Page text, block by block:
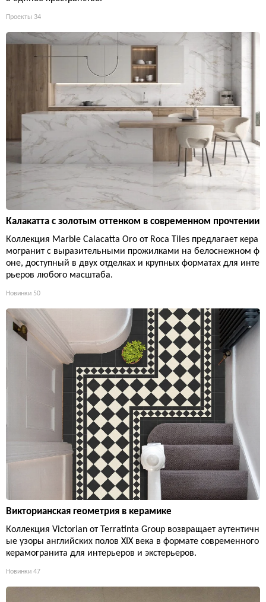
Проекты 34
Калакатта с золотым оттенком в современном прочтении
Коллекция Marble Calacatta Oro от Roca Tiles предлагает кера
могранит с выразительными прожилками на белоснежном ф
оне, доступный в двух отделках и крупных форматах для инте
рьеров любого масштаба.
Новинки 50
Викторианская геометрия в керамике
Коллекция Victorian от Terratinta Group возвращает аутентичн
ые узоры английских полов XIX века в формате современного
керамогранита для интерьеров и экстерьеров.
Новинки 47